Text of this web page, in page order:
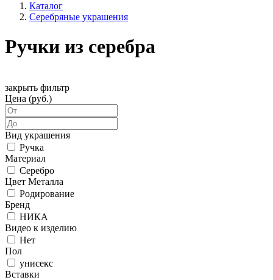
Каталог
Серебряные украшения
Ручки из серебра
закрыть фильтр
Цена (руб.)
Вид украшения
Ручка
Материал
Серебро
Цвет Металла
Родирование
Бренд
НИКА
Видео к изделию
Нет
Пол
унисекс
Вставки